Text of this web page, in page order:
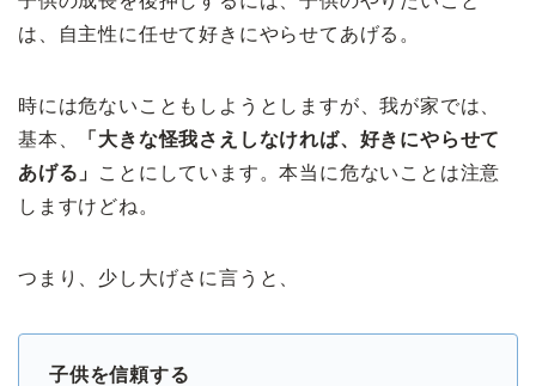
は、自主性に任せて好きにやらせてあげる。
時には危ないこともしようとしますが、我が家では、
基本、
「大きな怪我さえしなければ、好きにやらせて
あげる」
ことにしています。本当に危ないことは注意
しますけどね。
つまり、少し大げさに言うと、
子供を信頼する